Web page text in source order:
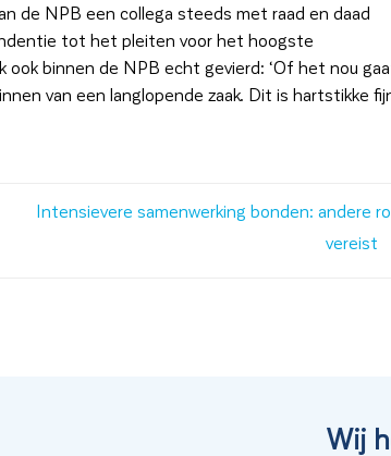
de NPB een collega steeds met raad en daad
tot het pleiten voor het hoogste
binnen de NPB echt gevierd: ‘Of het nou
van een langlopende zaak. Dit is hartstikke
Intensievere samenwerking bonden: andere
vereist
Wij